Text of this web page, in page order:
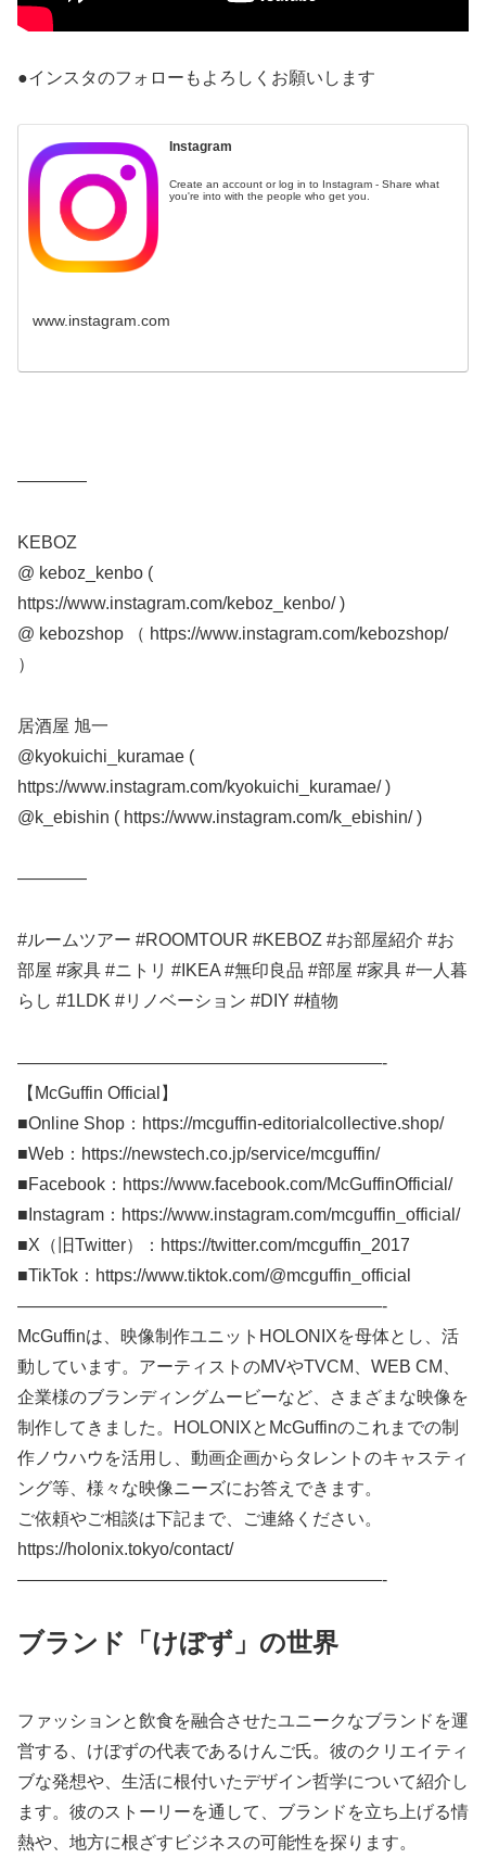
●インスタのフォローもよろしくお願いします
Instagram
Create an account or log in to Instagram - Share what
you're into with the people who get you.
www.instagram.com
————
KEBOZ
@ keboz_kenbo (
https://www.instagram.com/keboz_kenbo/ )
@ kebozshop （ https://www.instagram.com/kebozshop/
）
居酒屋 旭一
@kyokuichi_kuramae (
https://www.instagram.com/kyokuichi_kuramae/ )
@k_ebishin ( https://www.instagram.com/k_ebishin/ )
————
#ルームツアー #ROOMTOUR #KEBOZ #お部屋紹介 #お
部屋 #家具 #ニトリ #IKEA #無印良品 #部屋 #家具 #一人暮
らし #1LDK #リノベーション #DIY #植物
—————————————————————-
【McGuffin Official】
■Online Shop：https://mcguffin-editorialcollective.shop/
■Web：https://newstech.co.jp/service/mcguffin/
■Facebook：https://www.facebook.com/McGuffinOfficial/
■Instagram：https://www.instagram.com/mcguffin_official/
■X（旧Twitter）：https://twitter.com/mcguffin_2017
■TikTok：https://www.tiktok.com/@mcguffin_official
—————————————————————-
McGuffinは、映像制作ユニットHOLONIXを母体とし、活
動しています。アーティストのMVやTVCM、WEB CM、
企業様のブランディングムービーなど、さまざまな映像を
制作してきました。HOLONIXとMcGuffinのこれまでの制
作ノウハウを活用し、動画企画からタレントのキャスティ
ング等、様々な映像ニーズにお答えできます。
ご依頼やご相談は下記まで、ご連絡ください。
https://holonix.tokyo/contact/
—————————————————————-
ブランド「けぼず」の世界
ファッションと飲食を融合させたユニークなブランドを運
営する、けぼずの代表であるけんご氏。彼のクリエイティ
ブな発想や、生活に根付いたデザイン哲学について紹介し
ます。彼のストーリーを通して、ブランドを立ち上げる情
熱や、地方に根ざすビジネスの可能性を探ります。